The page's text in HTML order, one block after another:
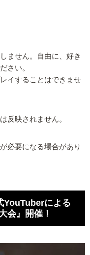
ません。自由に、好き
さい。
イすることはできませ
反映されません。
必要になる場合があり
YouTuberによる
会』開催！